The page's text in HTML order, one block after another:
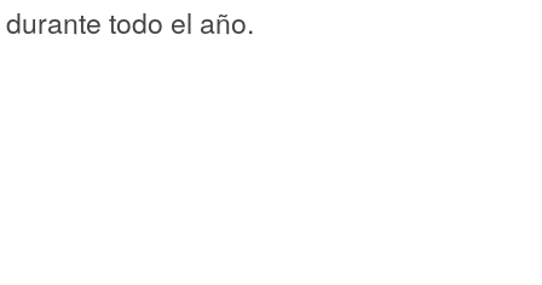
durante todo el año.